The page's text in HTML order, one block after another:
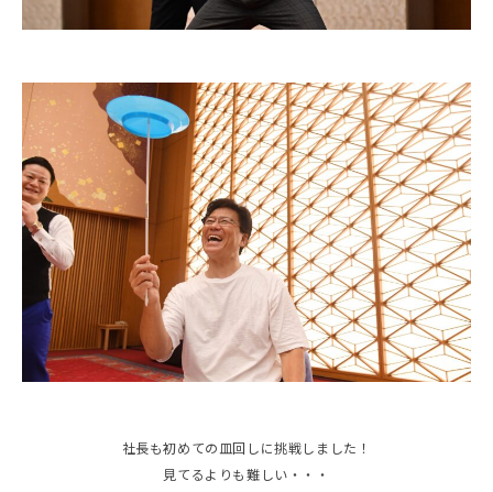
社長も初めての皿回しに挑戦しました！
見てるよりも難しい・・・